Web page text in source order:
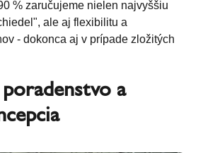
% zaručujeme nielen najvyššiu
ale aj flexibilitu a
- dokonca aj v prípade zložitých
a